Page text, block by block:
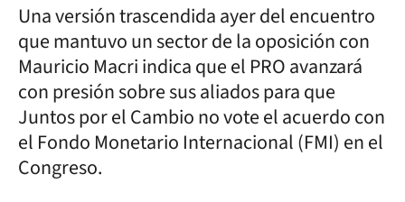
Una versión trascendida ayer del encuentro
que mantuvo un sector de la oposición con
Mauricio Macri indica que el PRO avanzará
con presión sobre sus aliados para que
Juntos por el Cambio no vote el acuerdo con
el Fondo Monetario Internacional (FMI) en el
Congreso.